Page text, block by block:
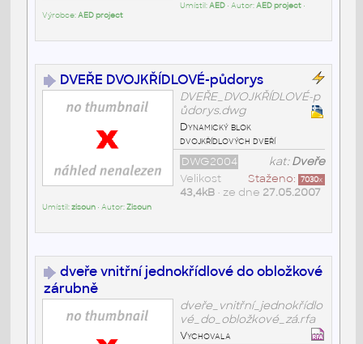
Umístil:AED• Autor:AED project•
Výrobce:AED project
DVEŘE DVOJKŘÍDLOVÉ-půdorys
DVEŘE_DVOJKŘÍDLOVÉ-p
ůdorys.dwg
Dynamický blok
dvojkřídlových dveří
kat:Dveře
DWG2004
Staženo: 7030x
Velikost
43,4kB• ze dne 27.05.2007
Umístil:zisoun• Autor:Zisoun
dveře vnitřní jednokřídlové do obložkové
zárubně
dveře_vnitřní_jednokřídlo
vé_do_obložkové_zá.rfa
Vychovala